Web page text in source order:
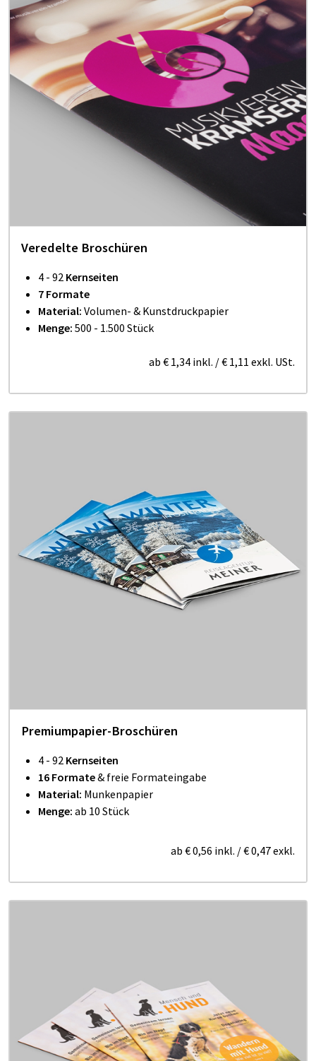
Veredelte Broschüren
4 - 92 Kernseiten
7 Formate
Material: Volumen- & Kunstdruckpapier
Menge: 500 - 1.500 Stück
ab € 1,34 inkl. /€ 1,11 exkl. USt.
Premiumpapier-Broschüren
4 - 92 Kernseiten
16 Formate& freie Formateingabe
Material: Munkenpapier
Menge: ab 10 Stück
ab € 0,56 inkl. /€ 0,47exkl.